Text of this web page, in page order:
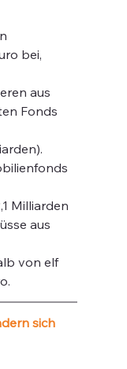
bei,
aus
Fonds
Milliarden
aus
von elf
sich